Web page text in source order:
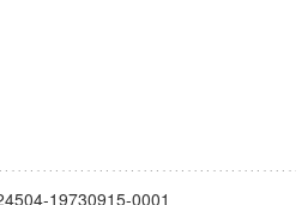
成果報告書
ングプログラム「超成熟社会発展のサ
19730915-0001